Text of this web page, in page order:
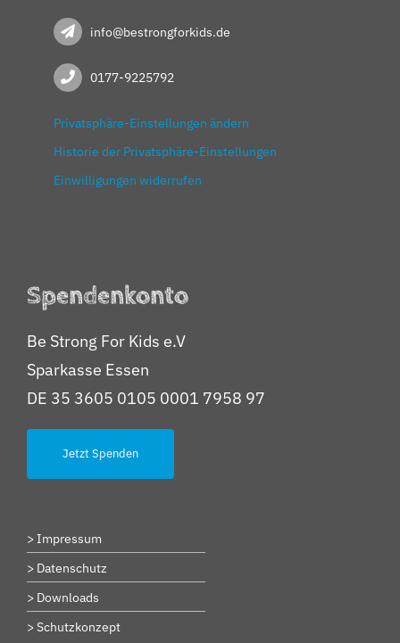
info@bestrongforkids.de
0177-9225792
Privatsphäre-Einstellungen ändern
Historie der Privatsphäre-Einstellungen
Einwilligungen widerrufen
Spendenkonto
Be Strong For Kids e.V
Sparkasse Essen
DE 35 3605 0105 0001 7958 97
Jetzt Spenden
> Impressum
> Datenschutz
> Downloads
> Schutzkonzept